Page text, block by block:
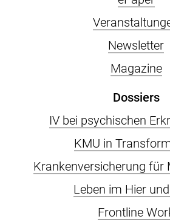
Newsletter
Magazine
Dossiers
IV bei psychischen
KMU in
Krankenversicherung für
Leben im Hier
Frontline